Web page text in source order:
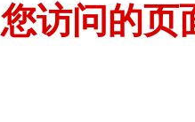
您访问的页